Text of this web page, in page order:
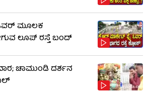
ಮೂಲಕ
ಲೂಪ್ ರಸ್ತೆ ಬಂದ್
ಚಾಮುಂಡಿ ದರ್ಶನ